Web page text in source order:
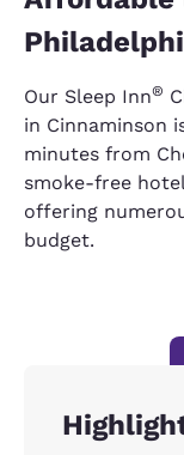
Our Sleep Inn®
in Cinnaminson
minutes from
smoke-free
offering
budget.